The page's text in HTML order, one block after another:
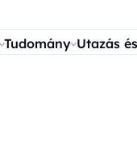
Tudomány Utazás